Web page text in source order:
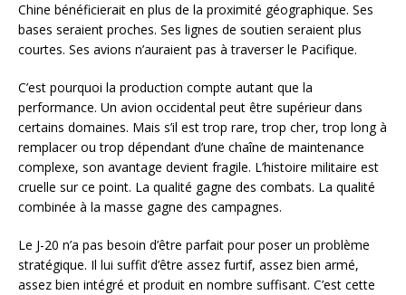
Chine bénéficierait en plus de la proximité géographique. Ses
bases seraient proches. Ses lignes de soutien seraient plus
courtes. Ses avions n’auraient pas à traverser le Pacifique.
C’est pourquoi la production compte autant que la
performance. Un avion occidental peut être supérieur dans
certains domaines. Mais s’il est trop rare, trop cher, trop long à
remplacer ou trop dépendant d’une chaîne de maintenance
complexe, son avantage devient fragile. L’histoire militaire est
cruelle sur ce point. La qualité gagne des combats. La qualité
combinée à la masse gagne des campagnes.
Le J-20 n’a pas besoin d’être parfait pour poser un problème
stratégique. Il lui suffit d’être assez furtif, assez bien armé,
assez bien intégré et produit en nombre suffisant. C’est cette